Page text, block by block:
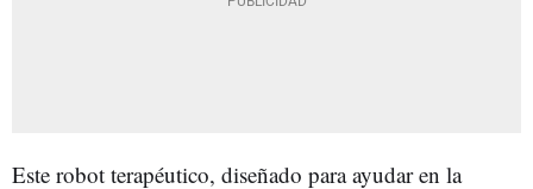
Este robot terapéutico, diseñado para ayudar en la